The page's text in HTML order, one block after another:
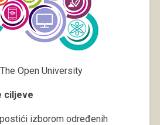
Open University
ciljeve
izborom određenih